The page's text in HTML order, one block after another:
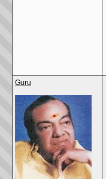
Guru